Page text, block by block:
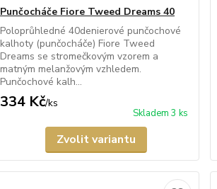
Punčocháče Fiore Tweed Dreams 40
Poloprůhledné 40denierové punčochové
kalhoty (punčocháče) Fiore Tweed
Dreams se stromečkovým vzorem a
matným melanžovým vzhledem.
Punčochové kalh...
334 Kč/ks
Skladem 3 ks
Zvolit variantu